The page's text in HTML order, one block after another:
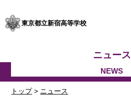
東京都立新宿高等学校
トップ> ニュース
ニュース